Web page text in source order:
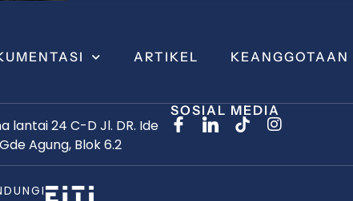
ARTIKEL KEANGGOTAAN
lantai 24 C-D Jl. DR. Ide
Agung, Blok 6.2
SOSIAL MEDIA
I
t